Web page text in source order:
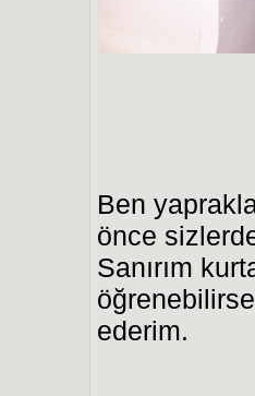
Ben
önce
Sanırım
ederim.